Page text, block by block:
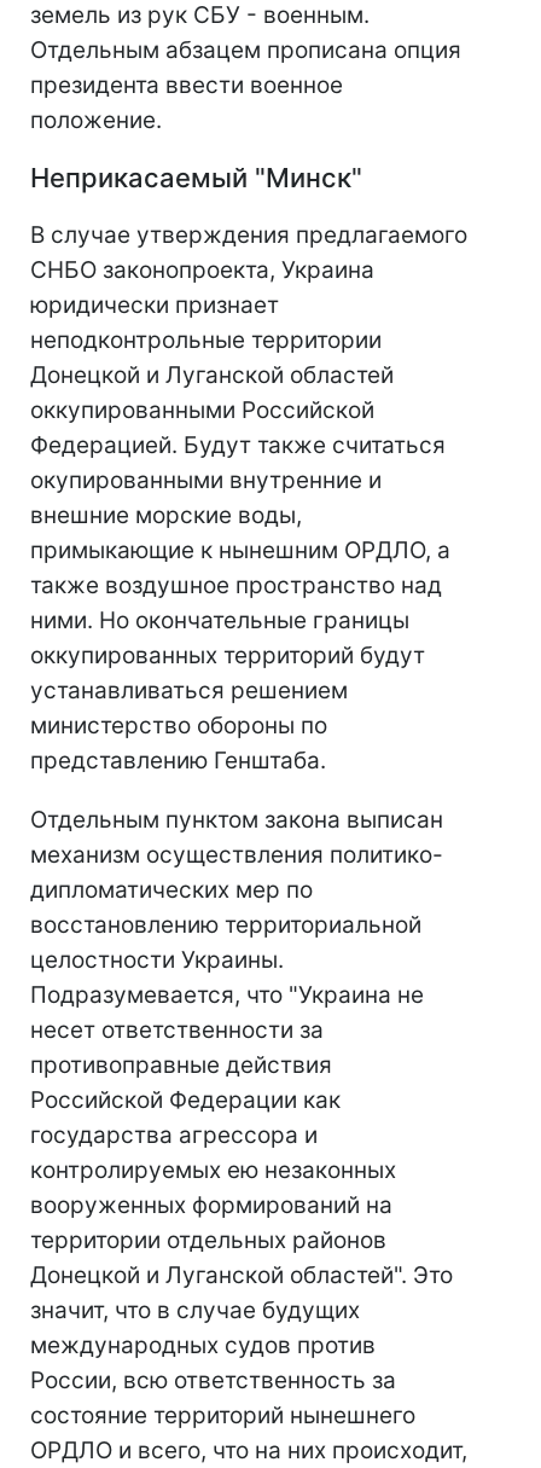
земель из рук СБУ - военным.
Отдельным абзацем прописана опция
президента ввести военное
положение.
Неприкасаемый "Минск"
В случае утверждения предлагаемого
СНБО законопроекта, Украина
юридически признает
неподконтрольные территории
Донецкой и Луганской областей
оккупированными Российской
Федерацией. Будут также считаться
окупированными внутренние и
внешние морские воды,
примыкающие к нынешним ОРДЛО, а
также воздушное пространство над
ними. Но окончательные границы
оккупированных территорий будут
устанавливаться решением
министерство обороны по
представлению Генштаба.
Отдельным пунктом закона выписан
механизм осуществления политико-
дипломатических мер по
восстановлению территориальной
целостности Украины.
Подразумевается, что "Украина не
несет ответственности за
противоправные действия
Российской Федерации как
государства агрессора и
контролируемых ею незаконных
вооруженных формирований на
территории отдельных районов
Донецкой и Луганской областей". Это
значит, что в случае будущих
международных судов против
России, всю ответственность за
состояние территорий нынешнего
ОРДЛО и всего, что на них происходит,